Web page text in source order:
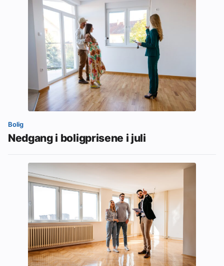
Bolig
Nedgang i boligprisene i juli